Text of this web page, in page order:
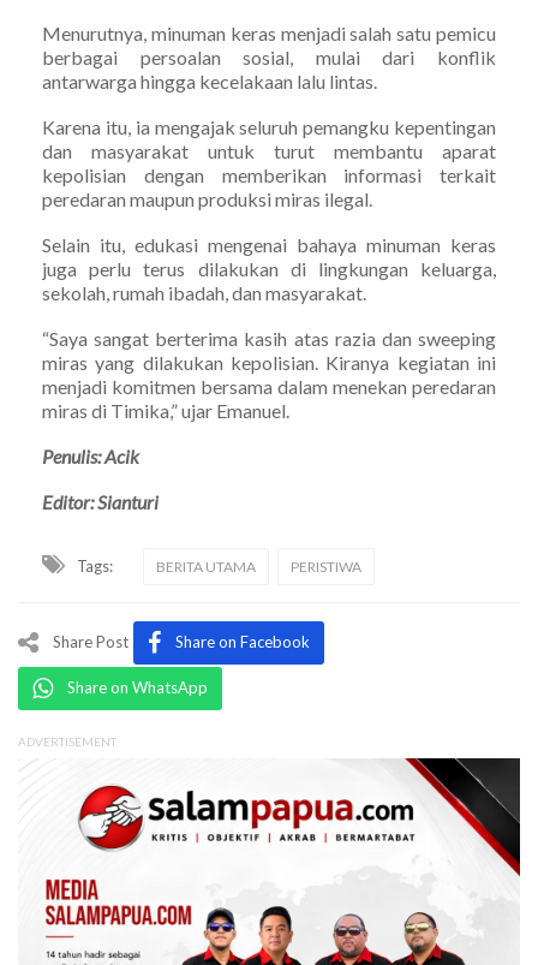
Menurutnya, minuman keras menjadi salah satu pemicu
berbagai persoalan sosial, mulai dari konflik
antarwarga hingga kecelakaan lalu lintas.
Karena itu, ia mengajak seluruh pemangku kepentingan
dan masyarakat untuk turut membantu aparat
kepolisian dengan memberikan informasi terkait
peredaran maupun produksi miras ilegal.
Selain itu, edukasi mengenai bahaya minuman keras
juga perlu terus dilakukan di lingkungan keluarga,
sekolah, rumah ibadah, dan masyarakat.
“Saya sangat berterima kasih atas razia dan sweeping
miras yang dilakukan kepolisian. Kiranya kegiatan ini
menjadi komitmen bersama dalam menekan peredaran
miras di Timika,” ujar Emanuel.
Penulis: Acik
Editor: Sianturi
Tags: BERITA UTAMA PERISTIWA
Share Post Share on Facebook
Share on WhatsApp
ADVERTISEMENT